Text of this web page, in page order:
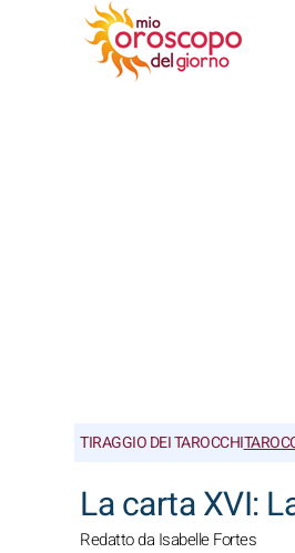
TIRAGGIO DEI TAROCCHI
La carta XVI:
Redatto da Isabelle Fortes